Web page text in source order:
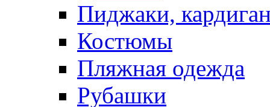
Пиджаки,
Костюмы
Пляжная одежда
Рубашки